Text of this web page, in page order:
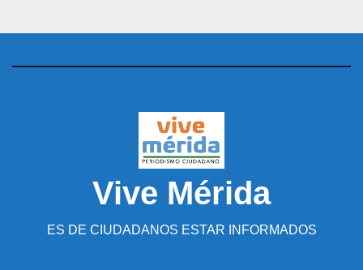
Vive Mérida
ES DE CIUDADANOS ESTAR INFORMADOS